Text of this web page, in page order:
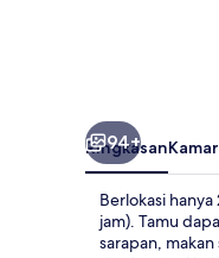
94+
RingkasanKamar
Berlokasi
jam). Tamu
sarapan,